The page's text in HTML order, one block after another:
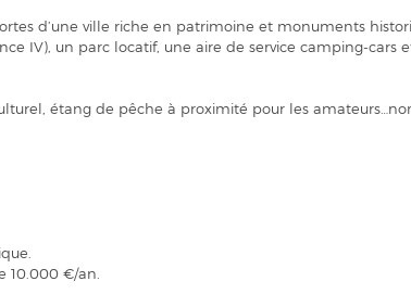
d’une ville riche en patrimoine et monuments
IV), un parc locatif, une aire de service camping-
étang de pêche à proximité pour les
10.000 €/an.